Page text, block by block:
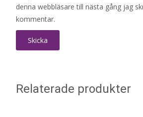
denna webbläsare till nästa gång jag
kommentar.
Relaterade produkter